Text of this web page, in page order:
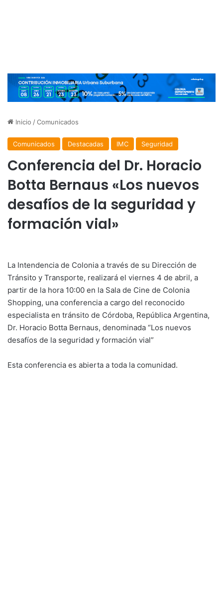
Inicio /Comunicados
Comunicados Destacadas IMC Seguridad
Conferencia del Dr. Horacio
Botta Bernaus «Los nuevos
desafíos de la seguridad y
formación vial»
La Intendencia de Colonia a través de su Dirección de
Tránsito y Transporte, realizará el viernes 4 de abril, a
partir de la hora 10:00 en la Sala de Cine de Colonia
Shopping, una conferencia a cargo del reconocido
especialista en tránsito de Córdoba, República Argentina,
Dr. Horacio Botta Bernaus, denominada “Los nuevos
desafíos de la seguridad y formación vial”
Esta conferencia es abierta a toda la comunidad.